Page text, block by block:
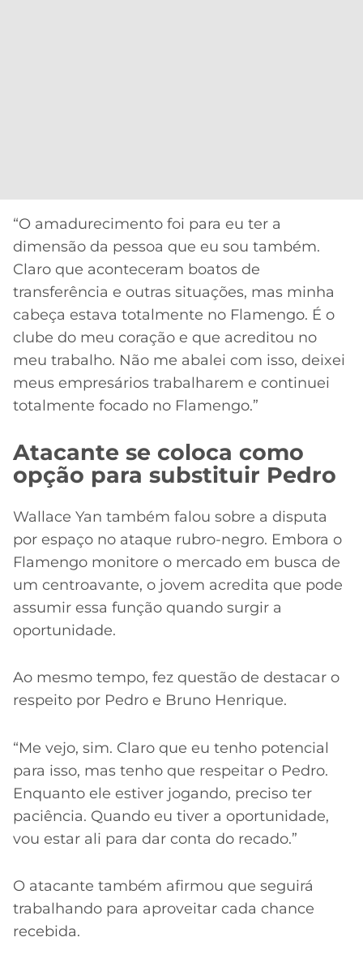
“O amadurecimento foi para eu ter a
dimensão da pessoa que eu sou também.
Claro que aconteceram boatos de
transferência e outras situações, mas minha
cabeça estava totalmente no Flamengo. É o
clube do meu coração e que acreditou no
meu trabalho. Não me abalei com isso, deixei
meus empresários trabalharem e continuei
totalmente focado no Flamengo.”
Atacante se coloca como
opção para substituir Pedro
Wallace Yan também falou sobre a disputa
por espaço no ataque rubro-negro. Embora o
Flamengo monitore o mercado em busca de
um centroavante, o jovem acredita que pode
assumir essa função quando surgir a
oportunidade.
Ao mesmo tempo, fez questão de destacar o
respeito por Pedro e Bruno Henrique.
“Me vejo, sim. Claro que eu tenho potencial
para isso, mas tenho que respeitar o Pedro.
Enquanto ele estiver jogando, preciso ter
paciência. Quando eu tiver a oportunidade,
vou estar ali para dar conta do recado.”
O atacante também afirmou que seguirá
trabalhando para aproveitar cada chance
recebida.